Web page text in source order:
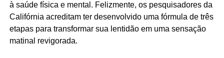
à saúde física e mental. Felizmente, os pesquisadores da
Califórnia acreditam ter desenvolvido uma fórmula de três
etapas para transformar sua lentidão em uma sensação
matinal revigorada.